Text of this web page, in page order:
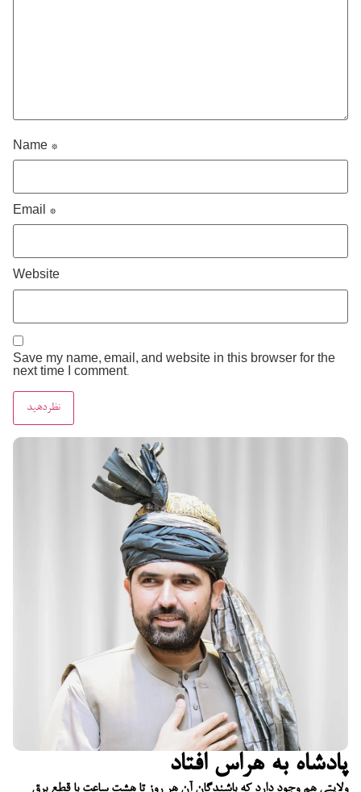
پادشاه به هراس افتاد
ولایتی هم وجود دارد که باشندگان آن هر روز تا هشت ساعت با قطع برق
Name *
Email *
Website
Save my name, email, and website in this browser for the
next time I comment.